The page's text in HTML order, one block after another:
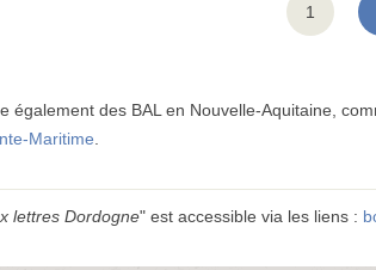
1
également des BAL en Nouvelle-Aquitaine,
Maritime
lettres Dordogne" est accessible via les liens :